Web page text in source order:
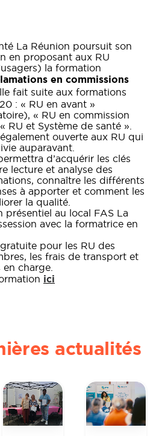
La Réunion poursuit son
en proposant aux RU
la formation
en commissions
fait suite aux formations
: « RU en avant »
« RU en commission
RU et Système de santé ».
ouverte aux RU qui
auparavant.
d’acquérir les clés
lecture et analyse des
connaître les différents
à apporter et comment les
la qualité.
présentiel au local FAS La
avec la formatrice en
pour les RU des
les frais de transport et
charge.
ici
actualités